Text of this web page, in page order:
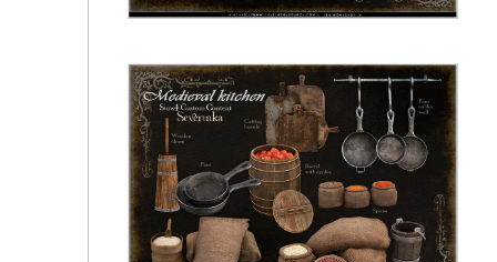
Baumgarten - Thyme Kitchen V2🌿
Severinka - Medieval kitchen Pt.I Cooking area